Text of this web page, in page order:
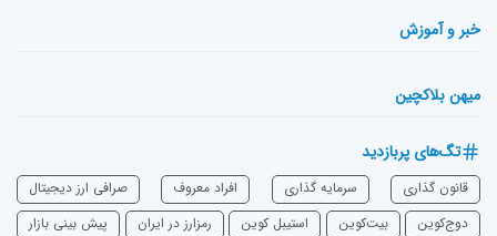
خبر و آموزش
میهن بلاکچین
تگ‌های پربازدید
قانون گذاری سرمایه‌ گذاری افراد معروف
صرافی ارز دیجیتال
دوج‌کوین
بیت‌کوین استیبل کوین رمزارز در ایران
پیش بینی بازار